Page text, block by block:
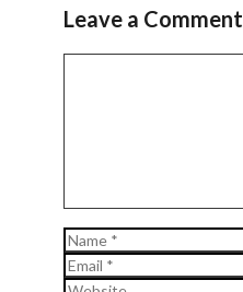
Leave a Comment
Name
Email
Website